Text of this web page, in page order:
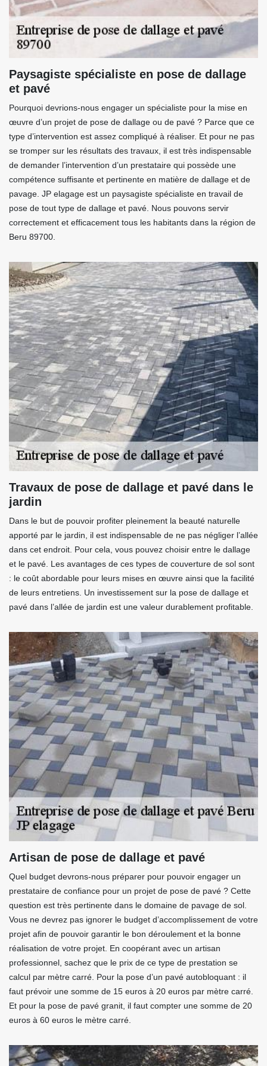
Paysagiste spécialiste en pose de dallage
et pavé
Pourquoi devrions-nous engager un spécialiste pour la mise en
œuvre d’un projet de pose de dallage ou de pavé ? Parce que ce
type d’intervention est assez compliqué à réaliser. Et pour ne pas
se tromper sur les résultats des travaux, il est très indispensable
de demander l’intervention d’un prestataire qui possède une
compétence suffisante et pertinente en matière de dallage et de
pavage. JP elagage est un paysagiste spécialiste en travail de
pose de tout type de dallage et pavé. Nous pouvons servir
correctement et efficacement tous les habitants dans la région de
Beru 89700.
Travaux de pose de dallage et pavé dans le
jardin
Dans le but de pouvoir profiter pleinement la beauté naturelle
apporté par le jardin, il est indispensable de ne pas négliger l’allée
dans cet endroit. Pour cela, vous pouvez choisir entre le dallage
et le pavé. Les avantages de ces types de couverture de sol sont
: le coût abordable pour leurs mises en œuvre ainsi que la facilité
de leurs entretiens. Un investissement sur la pose de dallage et
pavé dans l’allée de jardin est une valeur durablement profitable.
Artisan de pose de dallage et pavé
Quel budget devrons-nous préparer pour pouvoir engager un
prestataire de confiance pour un projet de pose de pavé ? Cette
question est très pertinente dans le domaine de pavage de sol.
Vous ne devrez pas ignorer le budget d’accomplissement de votre
projet afin de pouvoir garantir le bon déroulement et la bonne
réalisation de votre projet. En coopérant avec un artisan
professionnel, sachez que le prix de ce type de prestation se
calcul par mètre carré. Pour la pose d’un pavé autobloquant : il
faut prévoir une somme de 15 euros à 20 euros par mètre carré.
Et pour la pose de pavé granit, il faut compter une somme de 20
euros à 60 euros le mètre carré.